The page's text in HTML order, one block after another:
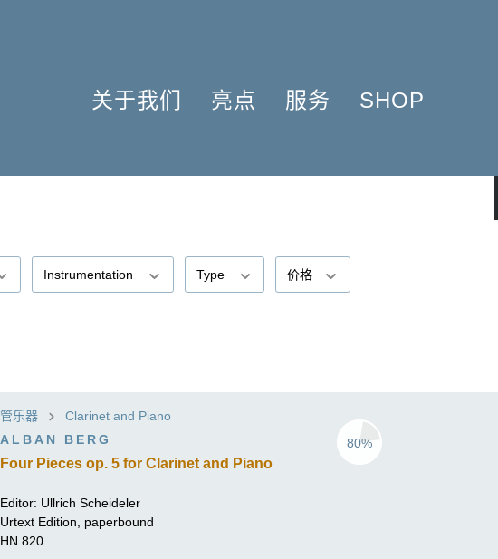
关于我们 亮点 服务 SHOP
什么是原作版
君特·亨乐
伙伴
肖邦圆舞曲-发现于2024
勋伯格2024
谢尔盖·普罗科菲耶夫
理查·施特劳斯（仅英文）
信息资料
师生乐谱推荐
亨乐活动与行程
INSTRUMENTATION
Instrumentation Type 价格
管乐器
Clarinet and Piano
ALBAN BERG
Four Pieces op. 5 for Clarinet and Piano
80%
Editor: Ullrich Scheideler
Urtext Edition, paperbound
HN 820